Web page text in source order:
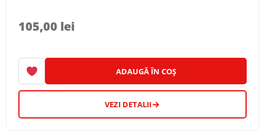
105,00 lei
ADAUGĂ ÎN COȘ
VEZI DETALII